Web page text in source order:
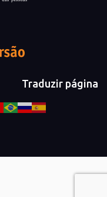
Traduzir página